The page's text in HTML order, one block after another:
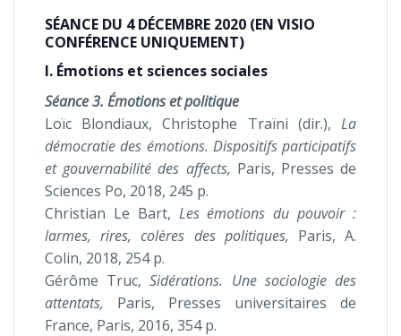
SÉANCE DU 4 DÉCEMBRE 2020 (EN VISIO
CONFÉRENCE UNIQUEMENT)
I. Émotions et sciences sociales
Séance3. Émotions et politique
Loïc Blondiaux, Christophe Traïni (dir.), La
démocratie des émotions. Dispositifs participatifs
et gouvernabilité des affects, Paris, Presses de
Sciences Po, 2018, 245 p.
Christian Le Bart, Les émotions du pouvoir :
larmes, rires, colères des politiques, Paris, A.
Colin, 2018, 254 p.
Gérôme Truc,Sidérations. Une sociologie des
attentats, Paris, Presses universitaires de
France, Paris, 2016, 354 p.